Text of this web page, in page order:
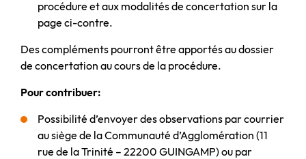
procédure et aux modalités de concertation sur la
page ci-contre.
Des compléments pourront être apportés au dossier
de concertation au cours de la procédure.
Pour contribuer:
Possibilité d’envoyer des observations par courrier
au siège de la Communauté d’Agglomération (11
rue de la Trinité – 22200 GUINGAMP) ou par